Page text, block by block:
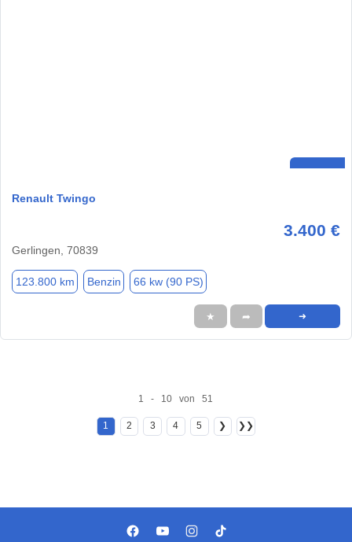
Renault Twingo
3.400 €
Gerlingen, 70839
123.800 km Benzin 66 kw (90 PS)
★ ➦ ➜
1 - 10 von 51
1 2 3 4 5 ❯ ❯❯